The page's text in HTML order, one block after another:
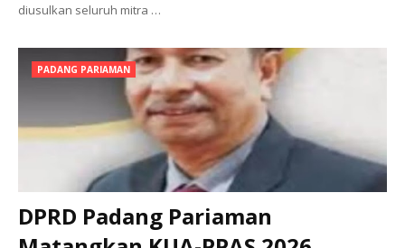
diusulkan seluruh mitra …
PADANG PARIAMAN
DPRD Padang Pariaman